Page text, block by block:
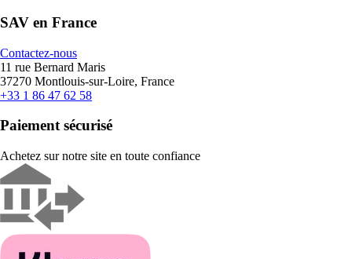
SAV en France
Contactez-nous
11 rue Bernard Maris
37270 Montlouis-sur-Loire, France
+33 1 86 47 62 58
Paiement sécurisé
Achetez sur notre site en toute confiance